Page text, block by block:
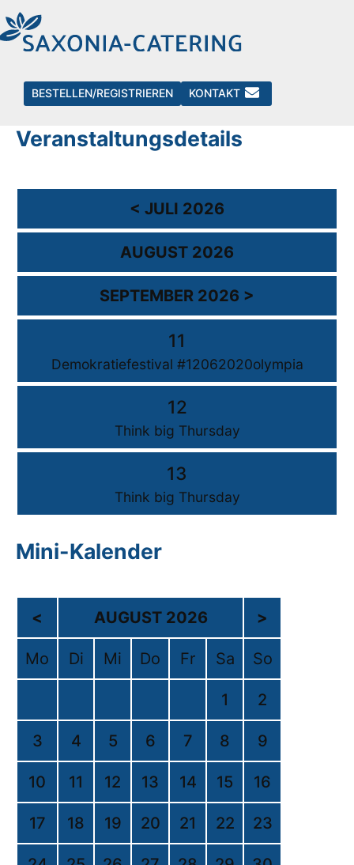
BESTELLEN/REGISTRIEREN KONTAKT
Events
Kalender mit
Veranstaltungsdetails
< JULI 2026
AUGUST 2026
SEPTEMBER 2026 >
11
Demokratiefestival #12062020olympia
12
Think big Thursday
13
Think big Thursday
Mini-Kalender
< AUGUST 2026 >
Mo Di Mi Do Fr Sa So
1 2
3 4 5 6 7 8 9
10 11 12 13 14 15 16
17 18 19 20 21 22 23